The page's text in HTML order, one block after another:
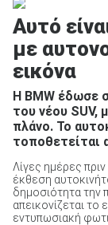
Αυτό
με
εικόνα
Η BMW έδωσε
του νέου SUV,
πλάνο. Το
τοποθετείται
Λίγες ημέρες
έκθεση
δημοσιότητα την
απεικονίζεται
εντυπωσιακή